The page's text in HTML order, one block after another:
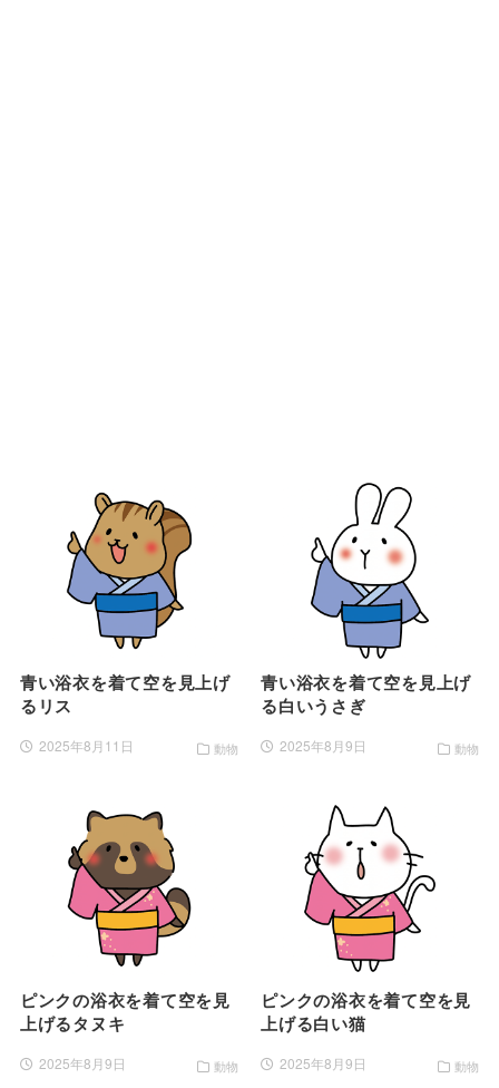
青い浴衣を着て空を見上げ
るリス
2025年8月11日 動物
青い浴衣を着て空を見上げ
る白いうさぎ
2025年8月9日 動物
ピンクの浴衣を着て空を見
上げるタヌキ
2025年8月9日 動物
ピンクの浴衣を着て空を見
上げる白い猫
2025年8月9日 動物